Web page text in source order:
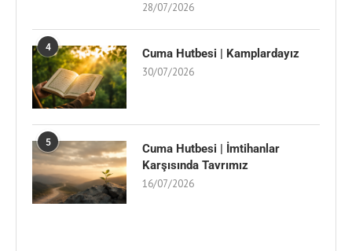
28/07/2026
4 Cuma Hutbesi | Kamplardayız
30/07/2026
5
Cuma Hutbesi | İmtihanlar
Karşısında Tavrımız
16/07/2026